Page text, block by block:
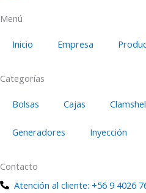
Menú
Inicio Empresa
Categorías
Bolsas Cajas
Generadores Inyección
Contacto
Atención al cliente: +56 9 4026